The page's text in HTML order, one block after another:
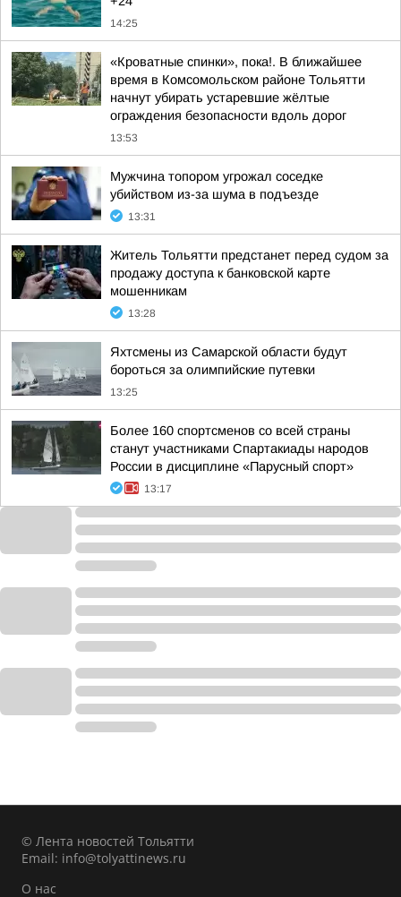
14:25
«Кроватные спинки», пока!. В ближайшее
время в Комсомольском районе Тольятти
начнут убирать устаревшие жёлтые
ограждения безопасности вдоль дорог
13:53
Мужчина топором угрожал соседке
убийством из-за шума в подъезде
13:31
Житель Тольятти предстанет перед судом за
продажу доступа к банковской карте
мошенникам
13:28
Яхтсмены из Самарской области будут
бороться за олимпийские путевки
13:25
Более 160 спортсменов со всей страны
станут участниками Спартакиады народов
России в дисциплине «Парусный спорт»
13:17
© Лента новостей Тольятти
Email: info@tolyattinews.ru
О нас